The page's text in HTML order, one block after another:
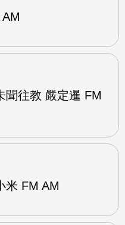
聞往教 嚴定暹 FM
米 FM AM